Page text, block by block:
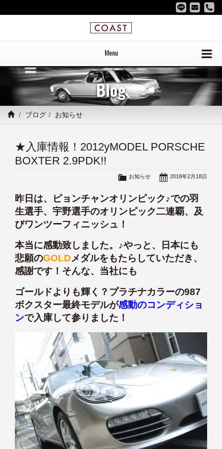
Menu
Blog
ブログ お知らせ
★入庫情報！2012yMODEL PORSCHE
BOXTER 2.9PDK!!
2018年2月18日
お知らせ
昨日は、ピョンチャンオリンピック♪での羽
生選手、宇野選手のオリンピック二連覇、及
びワンツーフィニッシュ！
本当に感動致しました。♪やっと、日本にも
悲願のGOLDメダルをもたらしていただき、
感謝です！そんな、当社にも
ゴールドよりも輝く？プラチナカラーの987
ボクスター最終モデルが感動のコンディショ
ンで入庫して参りました！